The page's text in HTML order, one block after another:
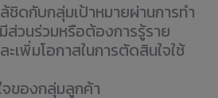
ชิดกับกลุ่มเป้าหมายผ่านการทำ
วนร่วมหรือต้องการรู้ราย
ะเพิ่มโอกาสในการตัดสินใจใช้
ของกลุ่มลูกค้า